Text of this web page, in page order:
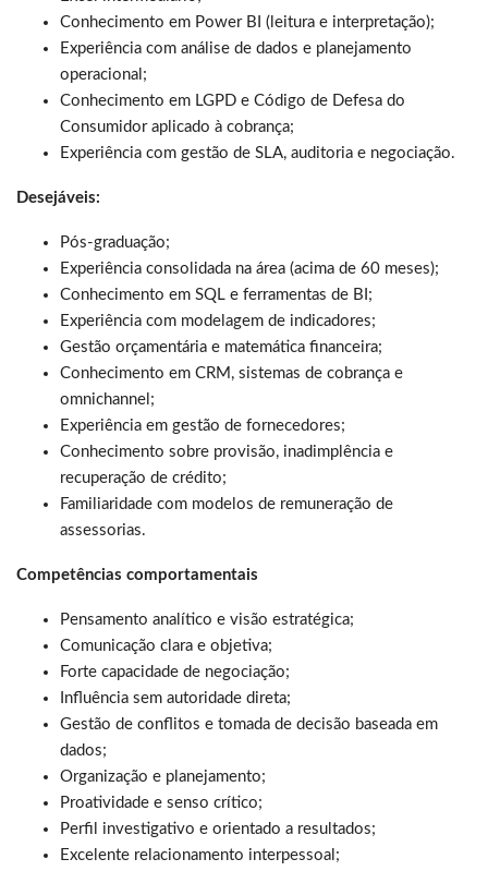
Conhecimento em Power BI (leitura e interpretação);
Experiência com análise de dados e planejamento
operacional;
Conhecimento em LGPD e Código de Defesa do
Consumidor aplicado à cobrança;
Experiência com gestão de SLA, auditoria e negociação.
Desejáveis:
Pós-graduação;
Experiência consolidada na área (acima de 60 meses);
Conhecimento em SQL e ferramentas de BI;
Experiência com modelagem de indicadores;
Gestão orçamentária e matemática financeira;
Conhecimento em CRM, sistemas de cobrança e
omnichannel;
Experiência em gestão de fornecedores;
Conhecimento sobre provisão, inadimplência e
recuperação de crédito;
Familiaridade com modelos de remuneração de
assessorias.
Competências comportamentais
Pensamento analítico e visão estratégica;
Comunicação clara e objetiva;
Forte capacidade de negociação;
Influência sem autoridade direta;
Gestão de conflitos e tomada de decisão baseada em
dados;
Organização e planejamento;
Proatividade e senso crítico;
Perfil investigativo e orientado a resultados;
Excelente relacionamento interpessoal;